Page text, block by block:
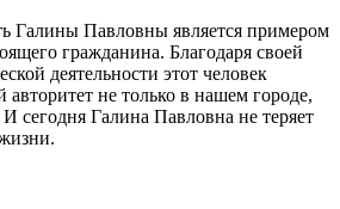
Галины Павловны является примером
гражданина. Благодаря своей
деятельности этот человек
не только в нашем городе,
сегодня Галина Павловна не теряет